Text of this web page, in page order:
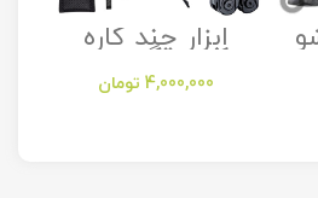
ابزار چند کاره
کمپینگ مدل
Camping
Multitool
4,000,000 تومان